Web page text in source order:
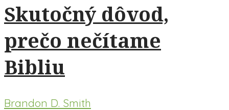
Skutočný dôvod,
prečo nečítame
Bibliu
Brandon D. Smith